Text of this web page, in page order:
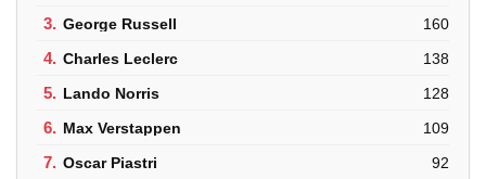
3. George Russell 160
4. Charles Leclerc 138
5. Lando Norris 128
6. Max Verstappen 109
7. Oscar Piastri 92